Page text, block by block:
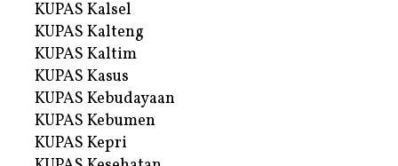
KUPAS Kalsel
KUPAS Kalteng
KUPAS Kaltim
KUPAS Kasus
KUPAS Kebudayaan
KUPAS Kebumen
KUPAS Kepri